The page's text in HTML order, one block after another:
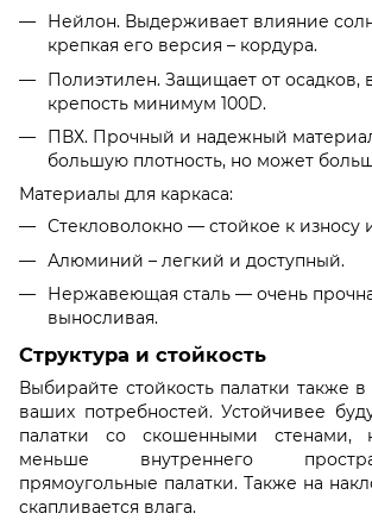
Нейлон. Выдерживает влияние
крепкая его версия – кордура.
Полиэтилен. Защищает от осадков,
крепость минимум 100D.
ПВХ. Прочный и надежный
большую плотность, но может
Материалы для каркаса:
Стекловолокно — стойкое к износу
Алюминий – легкий и доступный.
Нержавеющая сталь — очень
выносливая.
Структура и стойкость
Выбирайте стойкость палатки также
ваших потребностей. Устойчивее
палатки со скошенными
меньше внутреннего
прямоугольные палатки. Также на
скапливается влага.